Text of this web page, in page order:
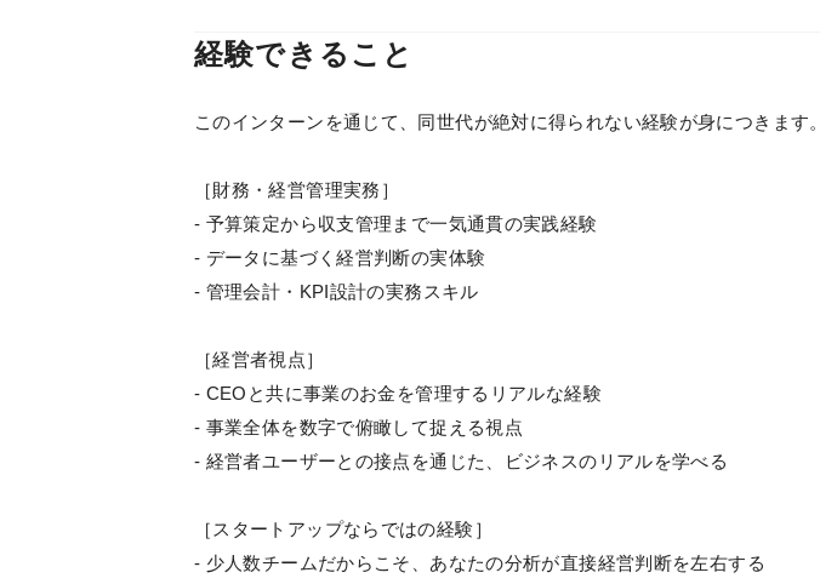
経験できること
このインターンを通じて、同世代が絶対に得られない経験が身につきます。
［財務・経営管理実務］
- 予算策定から収支管理まで一気通貫の実践経験
- データに基づく経営判断の実体験
- 管理会計・KPI設計の実務スキル
［経営者視点］
- CEOと共に事業のお金を管理するリアルな経験
- 事業全体を数字で俯瞰して捉える視点
- 経営者ユーザーとの接点を通じた、ビジネスのリアルを学べる
［スタートアップならではの経験］
- 少人数チームだからこそ、あなたの分析が直接経営判断を左右する